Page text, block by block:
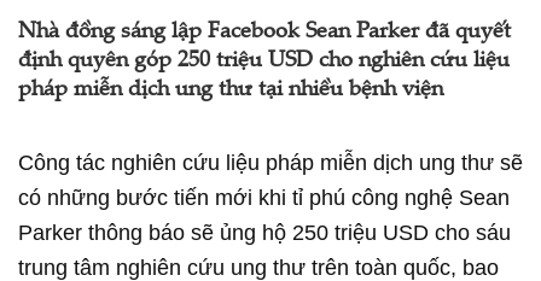
Nhà đồng sáng lập Facebook Sean Parker đã quyết
định quyên góp 250 triệu USD cho nghiên cứu liệu
pháp miễn dịch ung thư tại nhiều bệnh viện
Công tác nghiên cứu liệu pháp miễn dịch ung thư sẽ
có những bước tiến mới khi tỉ phú công nghệ Sean
Parker thông báo sẽ ủng hộ 250 triệu USD cho sáu
trung tâm nghiên cứu ung thư trên toàn quốc, bao